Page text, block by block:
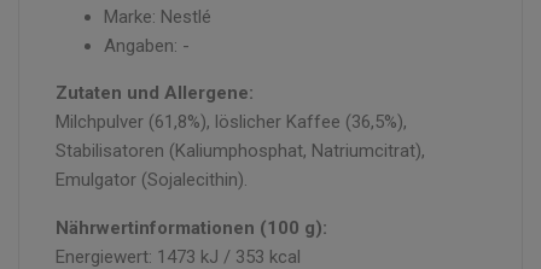
Marke: Nestlé
Angaben: -
Zutaten und Allergene:
Milchpulver (61,8%), löslicher Kaffee (36,5%),
Stabilisatoren (Kaliumphosphat, Natriumcitrat),
Emulgator (Sojalecithin).
Nährwertinformationen (100 g):
Energiewert: 1473 kJ / 353 kcal